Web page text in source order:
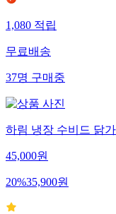
1,080적립
무료배송
37명구매중
하림 냉장 수비드 닭
45,000원
20%35,900원